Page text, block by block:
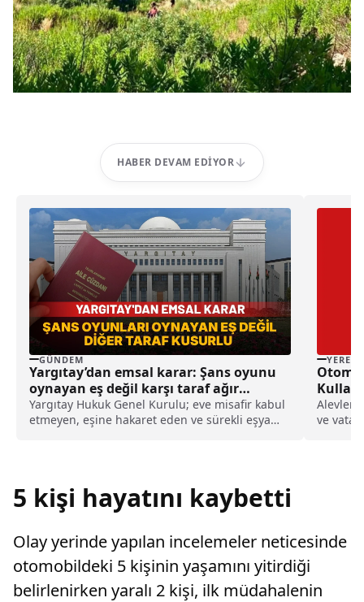
HABER DEVAM EDIYOR
GÜNDEM
Yargıtay’dan emsal karar: Şans oyunu
oynayan eş değil karşı taraf ağır
kusurlu sayıldı
Yargıtay Hukuk Genel Kurulu; eve misafir kabul
etmeyen, eşine hakaret eden ve sürekli eşya
YEREL
ve
5 kişi hayatını kaybetti
Olay yerinde yapılan incelemeler neticesinde
otomobildeki 5 kişinin yaşamını yitirdiği
belirlenirken yaralı 2 kişi, ilk müdahalenin